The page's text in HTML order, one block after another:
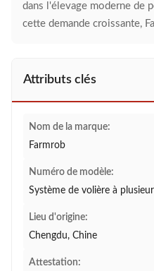
dans l'élevage moderne de
cette demande croissante,
Attributs clés
Nom de la marque:
Farmrob
Numéro de modèle:
Système de volière à
Lieu d'origine:
Chengdu, Chine
Attestation: